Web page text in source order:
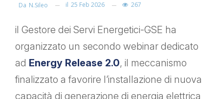
Da N.sileo il 25 Feb 2026 267
il Gestore dei Servi Energetici-GSE ha
organizzato un secondo webinar dedicato
ad Energy Release 2.0, il meccanismo
finalizzato a favorire l’installazione di nuova
capacità di generazione di energia elettrica